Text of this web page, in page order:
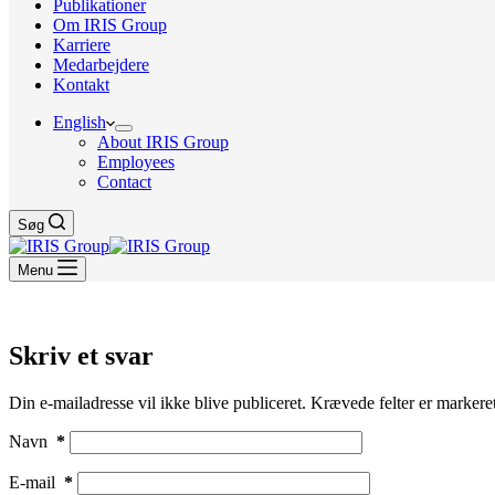
Publikationer
Om IRIS Group
Karriere
Medarbejdere
Kontakt
English
About IRIS Group
Employees
Contact
Søg
Menu
Skriv et svar
Din e-mailadresse vil ikke blive publiceret. Krævede felter er
Navn *
E-mail *